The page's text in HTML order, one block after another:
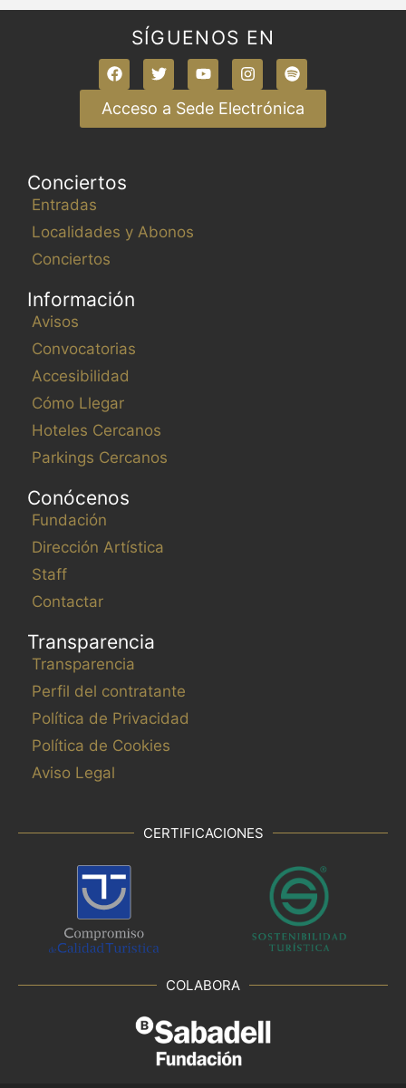
SÍGUENOS EN
Acceso a Sede Electrónica
Conciertos
Entradas
Localidades y Abonos
Conciertos
Información
Avisos
Convocatorias
Accesibilidad
Cómo Llegar
Hoteles Cercanos
Parkings Cercanos
Conócenos
Fundación
Dirección Artística
Staff
Contactar
Transparencia
Transparencia
Perfil del contratante
Política de Privacidad
Política de Cookies
Aviso Legal
CERTIFICACIONES
COLABORA